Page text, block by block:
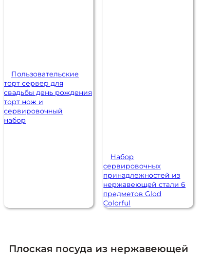
Пользовательские
торт сервер для
свадьбы день рождения
торт нож и
сервировочный
набор
Набор
сервировочных
принадлежностей из
нержавеющей стали 6
предметов Glod
Colorful
Плоская посуда из нержавеющей